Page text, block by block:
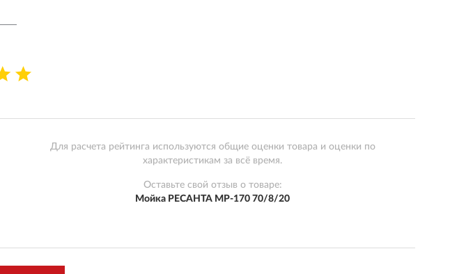
Для расчета рейтинга используются общие оценки товара и оценки по
характеристикам за всё время.
Оставьте свой отзыв о товаре:
Мойка РЕСАНТА МР-170 70/8/20